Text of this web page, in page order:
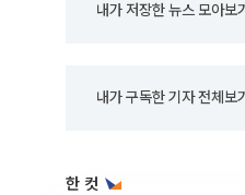
내가 저장한 뉴스 모아보기
내가 구독한 기자 전체보기
한 컷